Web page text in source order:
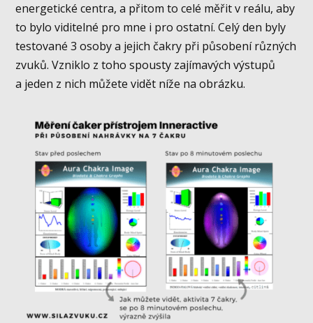
energetické centra, a přitom to celé měřit v reálu, aby
to bylo viditelné pro mne i pro ostatní. Celý den byly
testované 3 osoby a jejich čakry při působení různých
zvuků. Vzniklo z toho spousty zajímavých výstupů
a jeden z nich můžete vidět níže na obrázku.